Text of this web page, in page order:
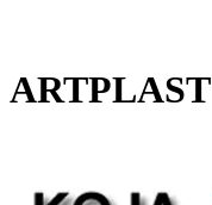
ARTPLAST